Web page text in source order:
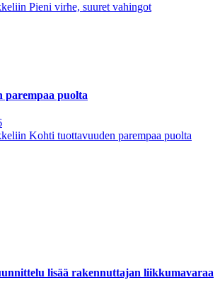
Pieni virhe, suuret vahingot
parempaa puolta
Kohti tuottavuuden parempaa puolta
lisää rakennuttajan liikkumavaraa